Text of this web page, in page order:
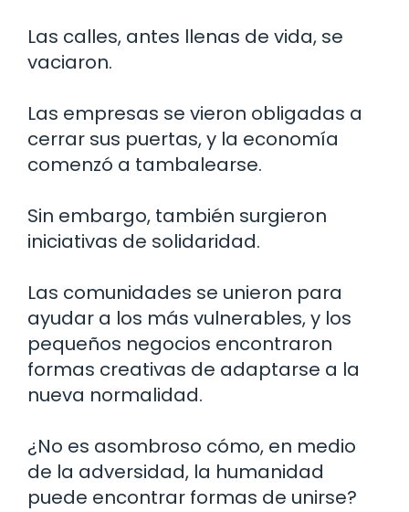
Las calles, antes llenas de vida, se
vaciaron.
Las empresas se vieron obligadas a
cerrar sus puertas, y la economía
comenzó a tambalearse.
Sin embargo, también surgieron
iniciativas de solidaridad.
Las comunidades se unieron para
ayudar a los más vulnerables, y los
pequeños negocios encontraron
formas creativas de adaptarse a la
nueva normalidad.
¿No es asombroso cómo, en medio
de la adversidad, la humanidad
puede encontrar formas de unirse?